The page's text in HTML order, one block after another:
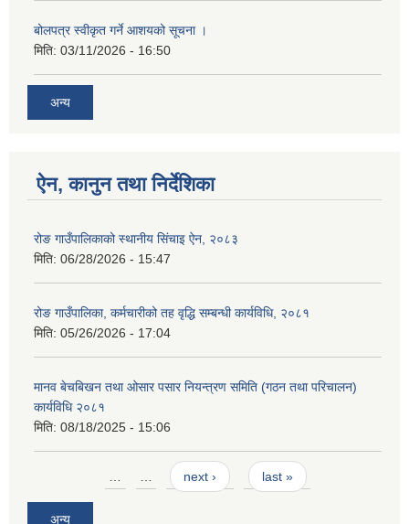
बोलपत्र स्वीकृत गर्ने आशयको सूचना ।
मिति: 03/11/2026 - 16:50
अन्य
ऐन, कानुन तथा निर्देशिका
रोङ गाउँपालिकाको स्थानीय सिंचाइ ऐन, २०८३
मिति: 06/28/2026 - 15:47
रोङ गाउँपालिका, कर्मचारीको तह वृद्धि सम्बन्धी कार्यविधि, २०८१
मिति: 05/26/2026 - 17:04
मानव बेचबिखन तथा ओसार पसार नियन्त्रण समिति (गठन तथा परिचालन)
कार्यविधि २०८१
मिति: 08/18/2025 - 15:06
… … next › last »
अन्य